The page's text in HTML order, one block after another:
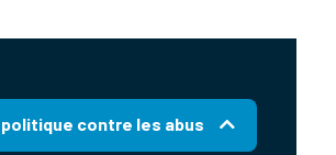
contre les abus